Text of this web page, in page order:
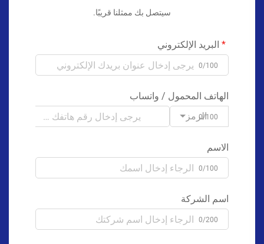
سيتصل بك ممثلنا قريبًا.
البريد الإلكتروني
0/100
الهاتف المحمول / واتساب
الرمز0/100
الاسم
0/100
اسم الشركة
0/200